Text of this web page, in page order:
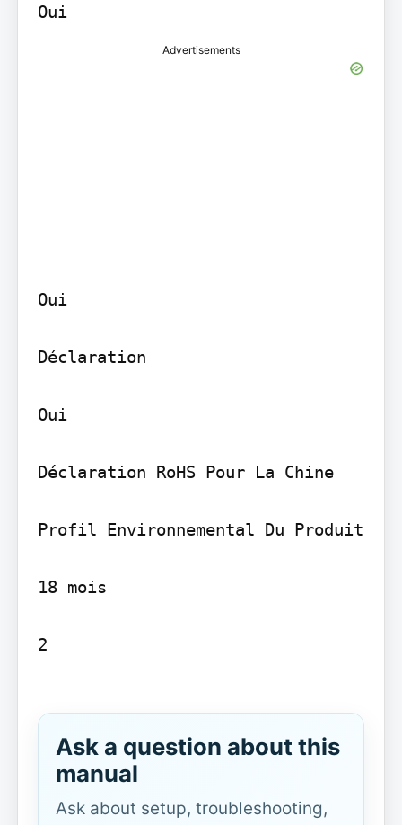
Oui
Advertisements
Oui
Déclaration
Oui
Déclaration RoHS Pour La Chine
Profil Environnemental Du Produit
18 mois
2
Ask a question about this
manual
Ask about setup, troubleshooting,